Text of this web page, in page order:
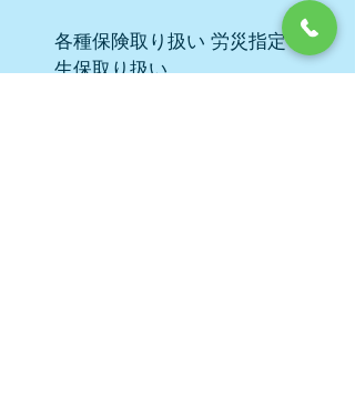
各種保険取り扱い 労災指定
生保取り扱い